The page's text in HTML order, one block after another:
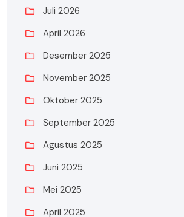
Juli 2026
April 2026
Desember 2025
November 2025
Oktober 2025
September 2025
Agustus 2025
Juni 2025
Mei 2025
April 2025